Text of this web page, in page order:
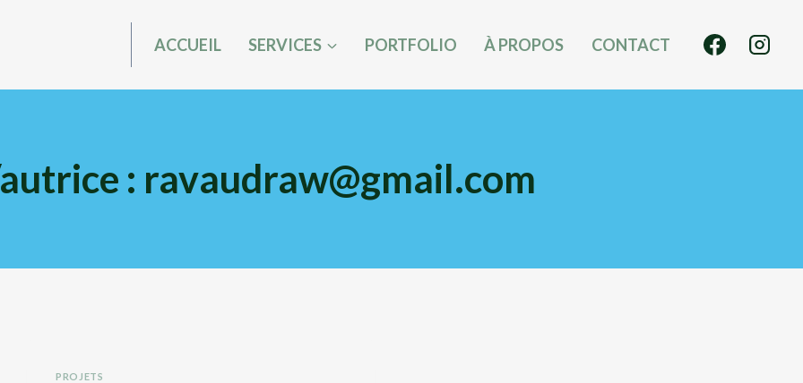
ACCUEIL SERVICES PORTFOLIO À PROPOS CONTACT
: ravaudraw@gmail.com
PROJETS